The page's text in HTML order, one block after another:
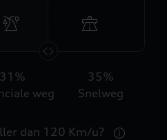
31 %
weg
35%
Snelweg
dan 120 Km/u?